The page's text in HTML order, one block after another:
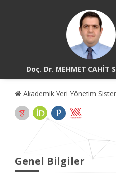
Doç. Dr. MEHMET CAHİT
Akademik Veri Yönetim
Genel Bilgiler